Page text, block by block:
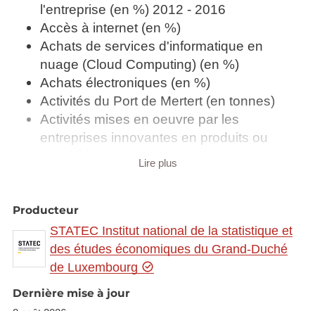
l'entreprise (en %) 2012 - 2016
Accès à internet (en %)
Achats de services d'informatique en
nuage (Cloud Computing) (en %)
Achats électroniques (en %)
Activités du Port de Mertert (en tonnes)
Activités mises en oeuvre par les
entreprises innovantes en produits ou
procédés, 2004-2006 (en %)
Amodiation des chasses
(en %) 2016 - 2018
Analyse des données massives (Big data)
(en %) 2020
Apprentis inscrits à la Chambre des Métiers
catégorie de métier
Lire plus
Producteur
STATEC Institut national de la statistique et
des études économiques du Grand-Duché
de Luxembourg
Dernière mise à jour